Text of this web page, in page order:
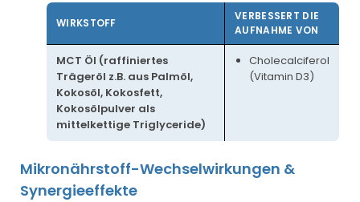
WIRKSTOFF
VERBESSERT DIE
AUFNAHME VON
MCT Öl (raffiniertes
Trägeröl z.B. aus Palmöl,
Kokosöl, Kokosfett,
Kokosölpulver als
mittelkettige Triglyceride)
Cholecalciferol
(Vitamin D3)
Mikronährstoff-Wechselwirkungen &
Synergieeffekte